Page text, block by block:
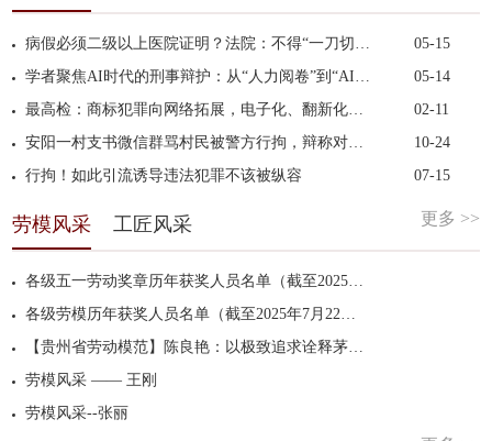
病假必须二级以上医院证明？法院：不得“一刀切”拒...
05-15
学者聚焦AI时代的刑事辩护：从“人力阅卷”到“AI加...
05-14
最高检：商标犯罪向网络拓展，电子化、翻新化手段凸...
02-11
安阳一村支书微信群骂村民被警方行拘，辩称对方先“...
10-24
行拘！如此引流诱导违法犯罪不该被纵容
07-15
劳模风采 工匠风采 更多 >>
各级五一劳动奖章历年获奖人员名单（截至2025年7月22日）
各级劳模历年获奖人员名单（截至2025年7月22日）
【贵州省劳动模范】陈良艳：以极致追求诠释茅台工匠精神
劳模风采 —— 王刚
劳模风采--张丽